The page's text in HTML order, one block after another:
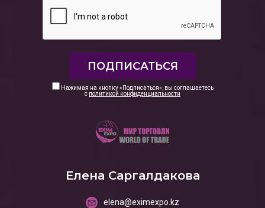
Нажимая на кнопку «Подписаться», вы соглашаетесь
с политикой конфиденциальности
Елена Саргалдакова
elena@eximexpo.kz